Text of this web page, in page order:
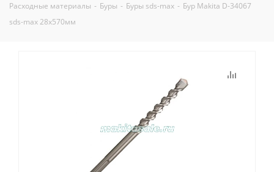
Расходные материалы - Буры - Буры sds-max - Бур Makita D-34067
sds-max 28x570мм